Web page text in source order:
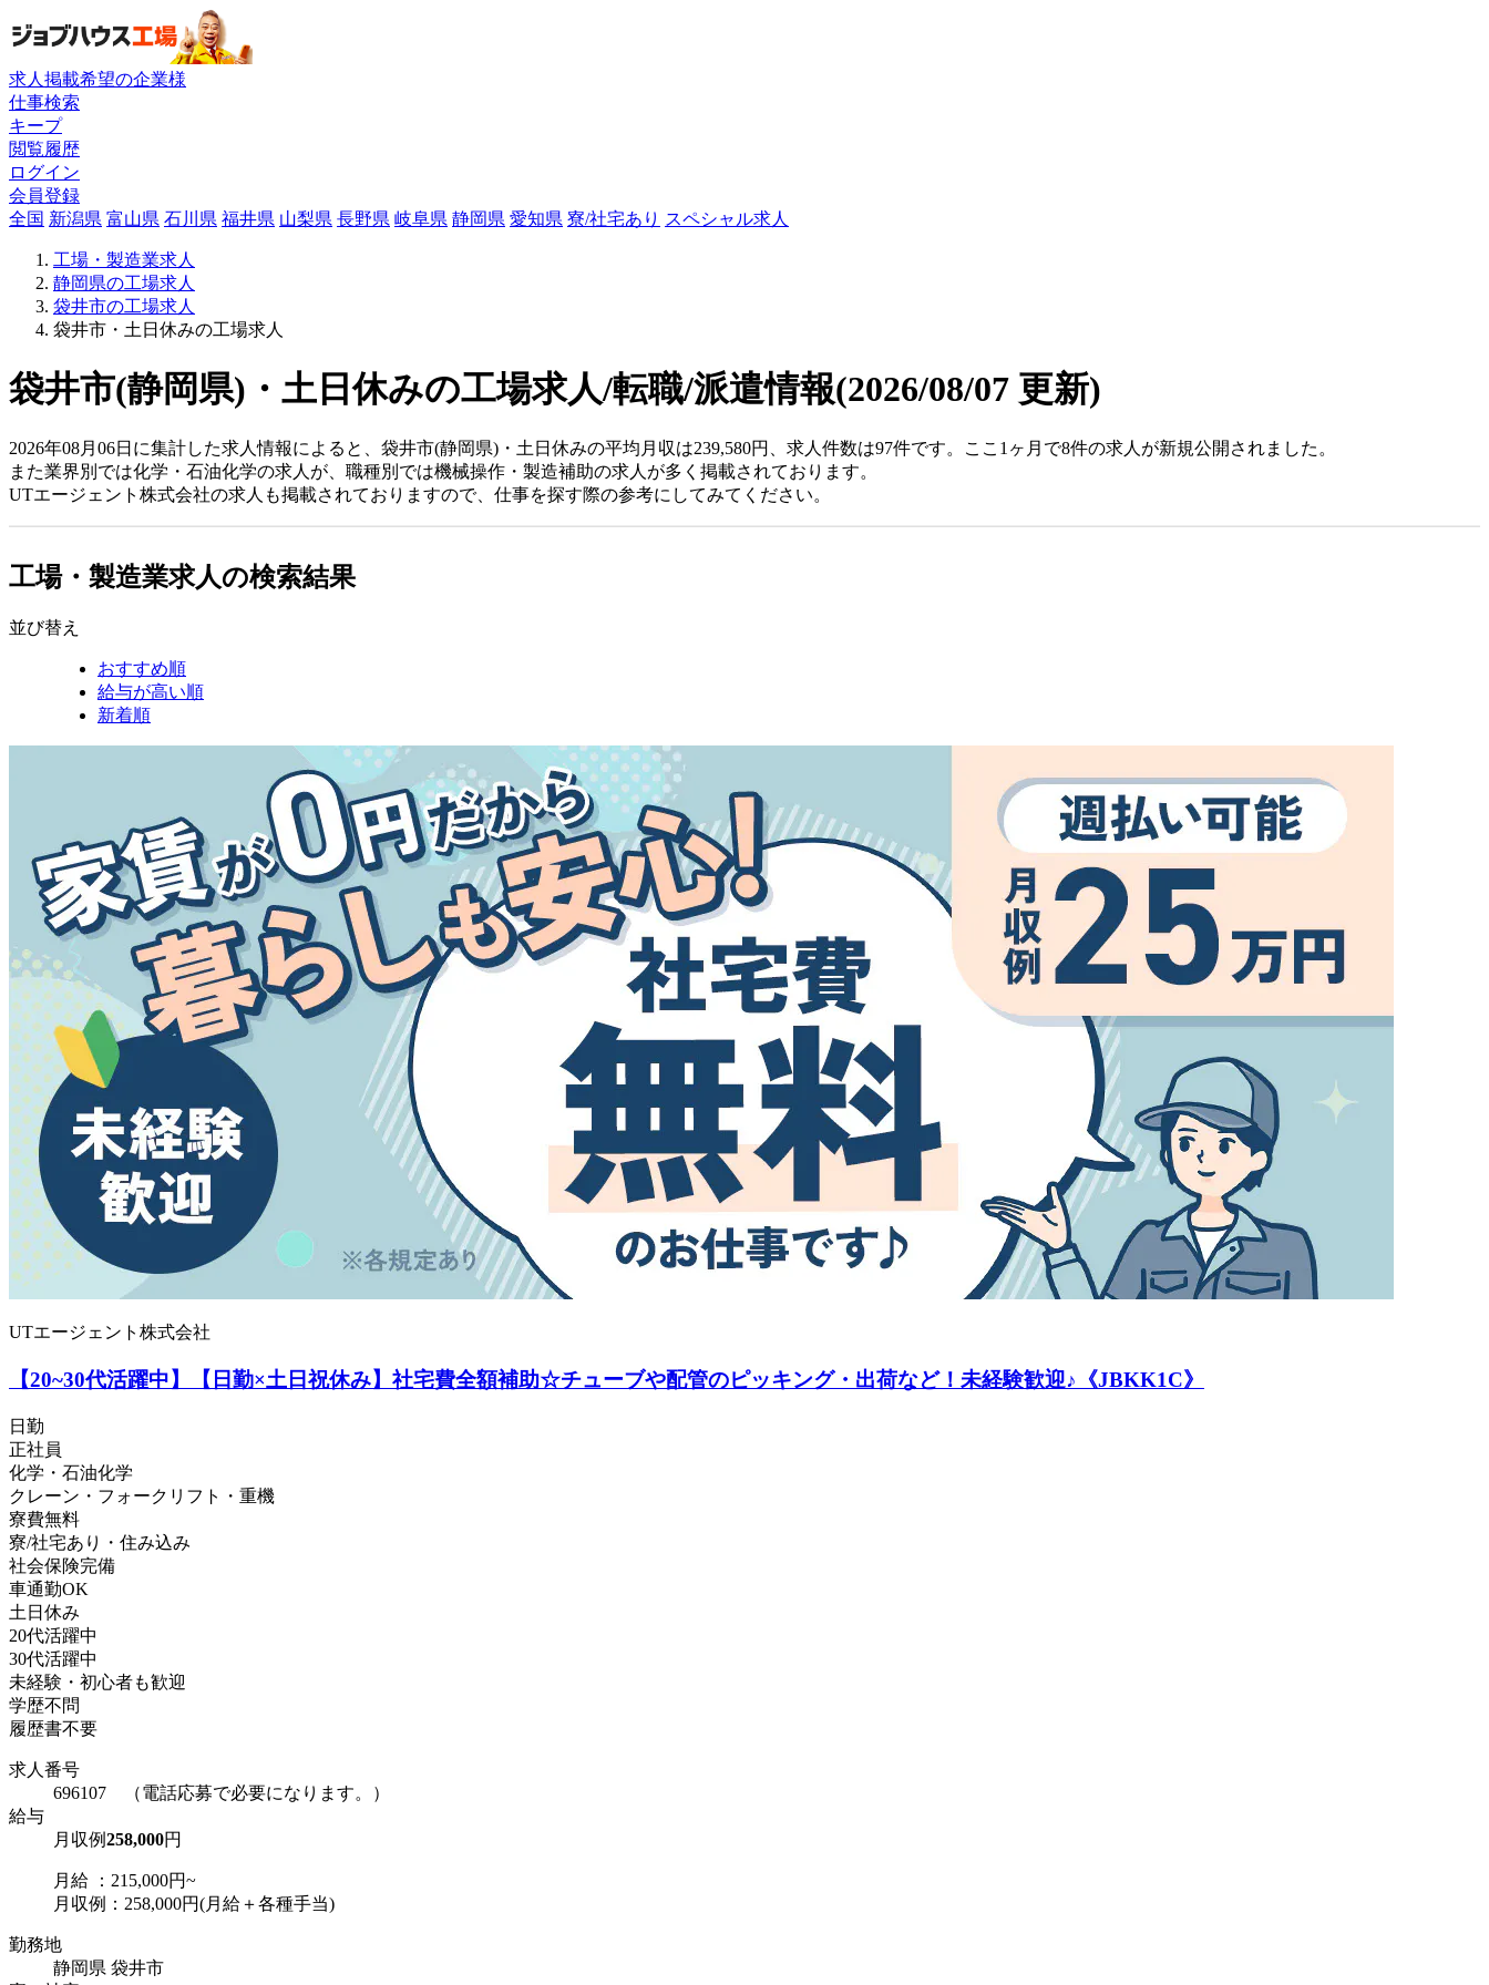
求人掲載希望の企業様
仕事検索
キープ
閲覧履歴
ログイン
会員登録
全国 新潟県 富山県 石川県 福井県 山梨県 長野県 岐阜県 静岡県 愛知県 寮/社宅あり スペシャル求人
工場・製造業求人
静岡県の工場求人
袋井市の工場求人
袋井市・土日休みの工場求人
袋井市(静岡県)・土日休みの工場求人/転職/派遣情報(2026/08/07 更新)
2026年08月06日に集計した求人情報によると、袋井市(静岡県)・土日休みの平均月収は239,580円、求人件数は97件です。ここ1ヶ月で8件の求人が新規公開されました。
また業界別では化学・石油化学の求人が、職種別では機械操作・製造補助の求人が多く掲載されております。
UTエージェント株式会社の求人も掲載されておりますので、仕事を探す際の参考にしてみてください。
工場・製造業求人の検索結果
並び替え
おすすめ順
給与が高い順
新着順
UTエージェント株式会社
【20~30代活躍中】【日勤×土日祝休み】社宅費全額補助☆チューブや配管のピッキング・出荷など！未経験歓迎♪《JBKK1C》
日勤
正社員
化学・石油化学
クレーン・フォークリフト・重機
寮費無料
寮/社宅あり・住み込み
社会保険完備
車通勤OK
土日休み
20代活躍中
30代活躍中
未経験・初心者も歓迎
学歴不問
履歴書不要
求人番号
696107 （電話応募で必要になります。）
給与
月収例258,000円
月給 ：215,000円~
月収例：258,000円(月給＋各種手当)
勤務地
静岡県 袋井市